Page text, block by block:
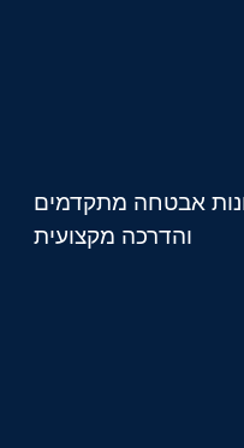
אבטחה מתקדמים
והדרכה מקצועית